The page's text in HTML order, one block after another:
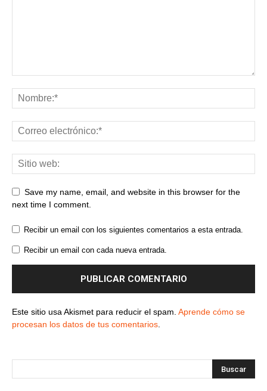
Save my name, email, and website in this browser for the
next time I comment.
Recibir un email con los siguientes comentarios a esta entrada.
Recibir un email con cada nueva entrada.
Este sitio usa Akismet para reducir el spam. Aprende cómo se
procesan los datos de tus comentarios